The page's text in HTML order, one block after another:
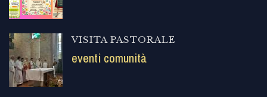
VISITA PASTORALE
eventi comunità